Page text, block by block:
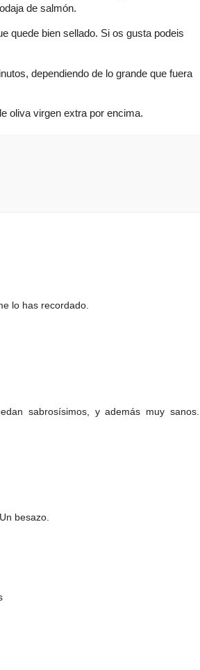
de salmón.
quede bien sellado. Si os gusta podeis
dependiendo de lo grande que fuera
oliva virgen extra por encima.
lo has recordado.
sabrosísimos, y además muy sanos.
besazo.